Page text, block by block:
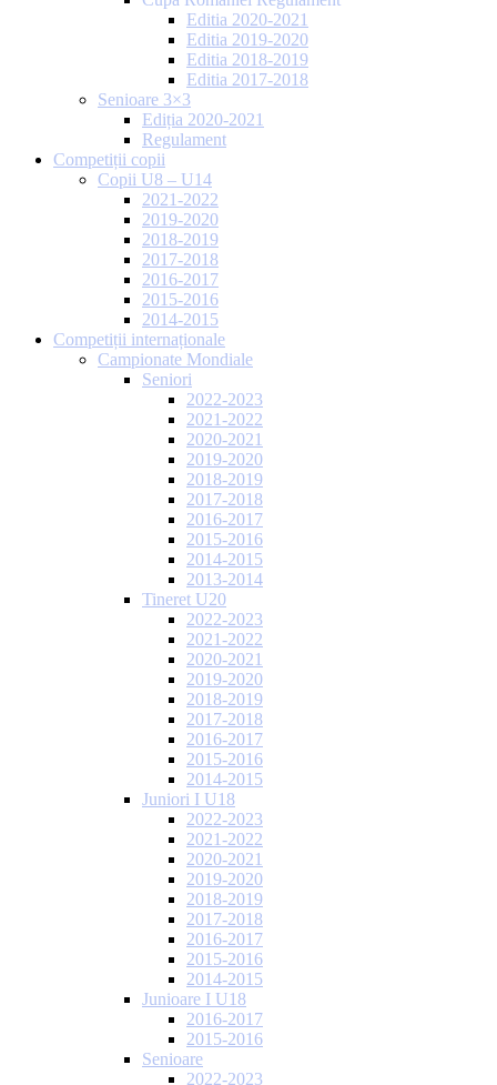
Editia 2020-2021
Editia 2019-2020
Editia 2018-2019
Editia 2017-2018
Senioare 3×3
Ediția 2020-2021
Regulament
Competiții copii
Copii U8 – U14
2021-2022
2019-2020
2018-2019
2017-2018
2016-2017
2015-2016
2014-2015
Competiții internaționale
Campionate Mondiale
Seniori
2022-2023
2021-2022
2020-2021
2019-2020
2018-2019
2017-2018
2016-2017
2015-2016
2014-2015
2013-2014
Tineret U20
2022-2023
2021-2022
2020-2021
2019-2020
2018-2019
2017-2018
2016-2017
2015-2016
2014-2015
Juniori I U18
2022-2023
2021-2022
2020-2021
2019-2020
2018-2019
2017-2018
2016-2017
2015-2016
2014-2015
Junioare I U18
2016-2017
2015-2016
Senioare
2022-2023